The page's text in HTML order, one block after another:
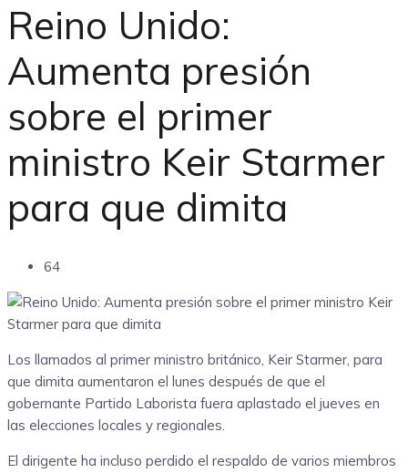
Reino Unido:
Aumenta presión
sobre el primer
ministro Keir Starmer
para que dimita
64
Los llamados al primer ministro británico, Keir Starmer, para
que dimita aumentaron el lunes después de que el
gobernante Partido Laborista fuera aplastado el jueves en
las elecciones locales y regionales.
El dirigente ha incluso perdido el respaldo de varios miembros